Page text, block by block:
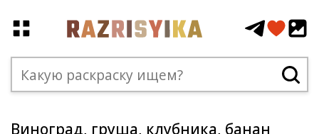
Виноград, груша, клубника, банан